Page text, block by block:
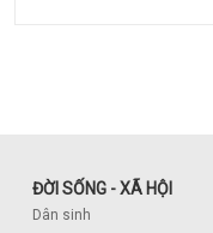
ĐỜI SỐNG - XÃ HỘI
Dân sinh